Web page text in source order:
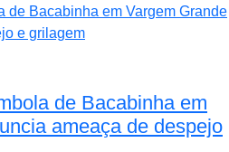
de Bacabinha em
ameaça de despejo